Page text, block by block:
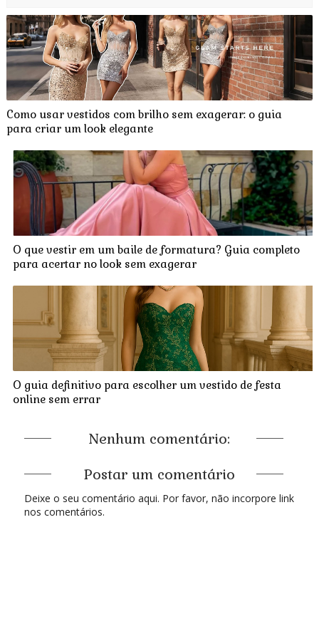
Como usar vestidos com brilho sem exagerar: o guia
para criar um look elegante
O que vestir em um baile de formatura? Guia completo
para acertar no look sem exagerar
O guia definitivo para escolher um vestido de festa
online sem errar
Nenhum comentário:
Postar um comentário
Deixe o seu comentário aqui. Por favor, não incorpore link
nos comentários.